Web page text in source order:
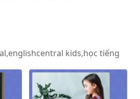
,englishcentral kids,học tiếng